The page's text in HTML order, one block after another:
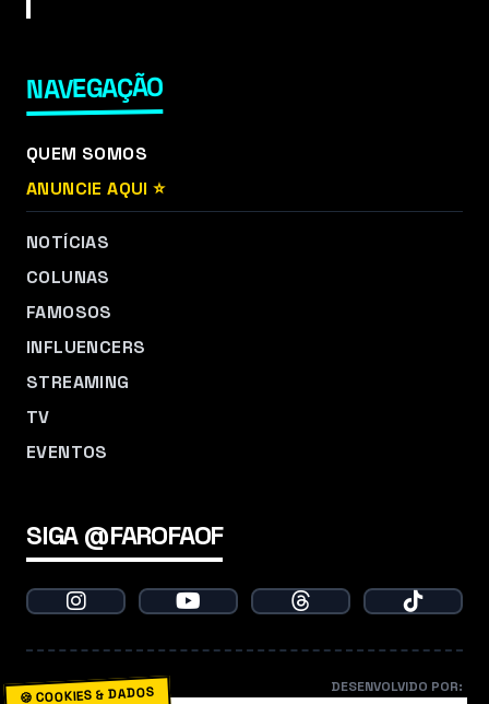
NAVEGAÇÃO
QUEM SOMOS
ANUNCIE AQUI ⭐
NOTÍCIAS
COLUNAS
FAMOSOS
INFLUENCERS
STREAMING
TV
EVENTOS
SIGA @FAROFAOF
DESENVOLVIDO POR:
🍪 COOKIES & DADOS